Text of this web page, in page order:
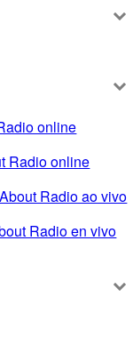
online
Radio online
Radio ao vivo
Radio en vivo